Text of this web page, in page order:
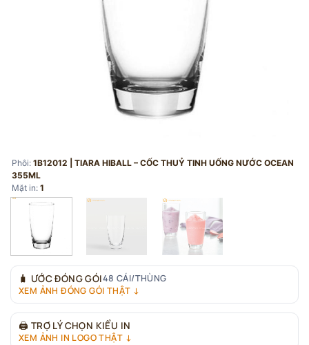
Phôi: 1B12012 | TIARA HIBALL – CỐC THUỶ TINH UỐNG NƯỚC OCEAN
355ML
Mặt in: 1
🧳 ƯỚC ĐÓNG GÓI48 CÁI/THÙNG
XEM ẢNH ĐÓNG GÓI THẬT ↓
🖨 TRỢ LÝ CHỌN KIỂU IN
XEM ẢNH IN LOGO THẬT ↓